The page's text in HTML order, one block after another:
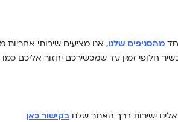
מהסניפים שלנו,אנו מציעים שירותי אחריות
חלופי זמין עד שמכשירכם יחזור אליכם
ישירות דרך האתר שלנו בקישור כאן